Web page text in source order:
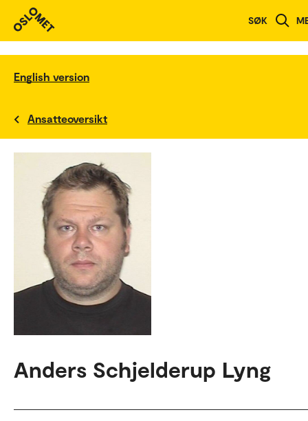
SØK
English version
Ansatteoversikt
Anders Schjelderup Lyng